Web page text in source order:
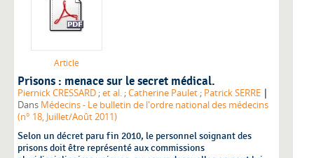
Article
Prisons : menace sur le secret médical.
Piernick CRESSARD ;et al. ;Catherine Paulet ; Patrick SERRE |
Dans Médecins - Le bulletin de l'ordre national des médecins
(n° 18, Juillet/Août 2011)
Selon un décret paru fin 2010, le personnel soignant des
prisons doit être représenté aux commissions